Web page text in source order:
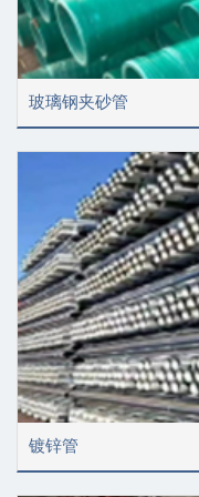
玻璃钢夹砂管
镀锌管